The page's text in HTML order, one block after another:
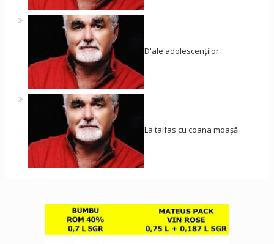
D'ale adolescenților
La taifas cu coana moașă